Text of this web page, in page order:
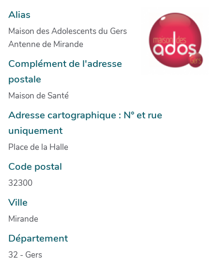
Alias
Maison des Adolescents du Gers
Antenne de Mirande
Complément de l'adresse
postale
Maison de Santé
Adresse cartographique : N° et rue
uniquement
Place de la Halle
Code postal
32300
Ville
Mirande
Département
32 - Gers